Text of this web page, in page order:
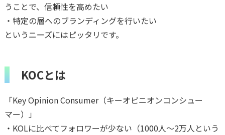
うことで、信頼性を高めたい
・特定の層へのブランディングを行いたい
というニーズにはピッタリです。
KOCとは
「Key Opinion Consumer（キーオピニオンコンシュー
マー）」
・KOLに比べてフォロワーが少ない（1000人～2万人という